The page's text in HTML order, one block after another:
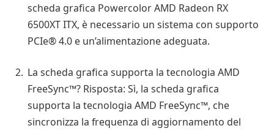
scheda grafica Powercolor AMD Radeon RX
6500XT ITX, è necessario un sistema con supporto
PCIe® 4.0 e un’alimentazione adeguata.
La scheda grafica supporta la tecnologia AMD
FreeSync™? Risposta: Sì, la scheda grafica
supporta la tecnologia AMD FreeSync™, che
sincronizza la frequenza di aggiornamento del